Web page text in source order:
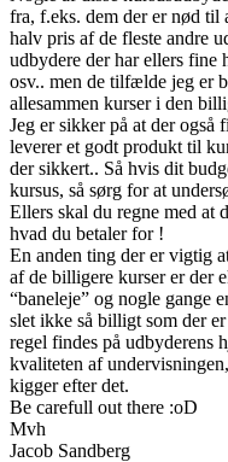
fra, f.eks. dem der er nød til
halv pris af de fleste andre
udbydere der har ellers fine
osv.. men de tilfælde jeg er
allesammen kurser i den
Jeg er sikker på at der også
leverer et godt produkt til
der sikkert.. Så hvis dit
kursus, så sørg for at
Ellers skal du regne med at
hvad du betaler for !
En anden ting der er vigtig
af de billigere kurser er der
“baneleje” og nogle gange
slet ikke så billigt som der
regel findes på udbyderens
kvaliteten af
kigger efter det.
Be carefull out there :oD
Mvh
Jacob Sandberg